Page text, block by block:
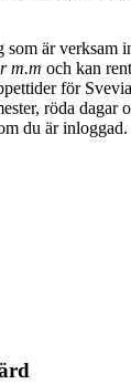
som är verksam
m.m och kan
för
röda dagar
du är inloggad.